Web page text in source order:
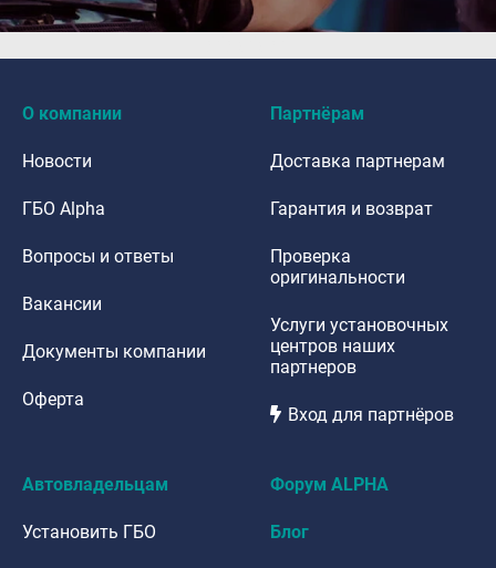
О компании
Новости
ГБО Alpha
Вопросы и ответы
Вакансии
Документы компании
Оферта
Партнёрам
Доставка партнерам
Гарантия и возврат
Проверка
оригинальности
Услуги установочных
центров наших
партнеров
Вход для партнёров
Автовладельцам
Установить ГБО
Форум ALPHA
Блог